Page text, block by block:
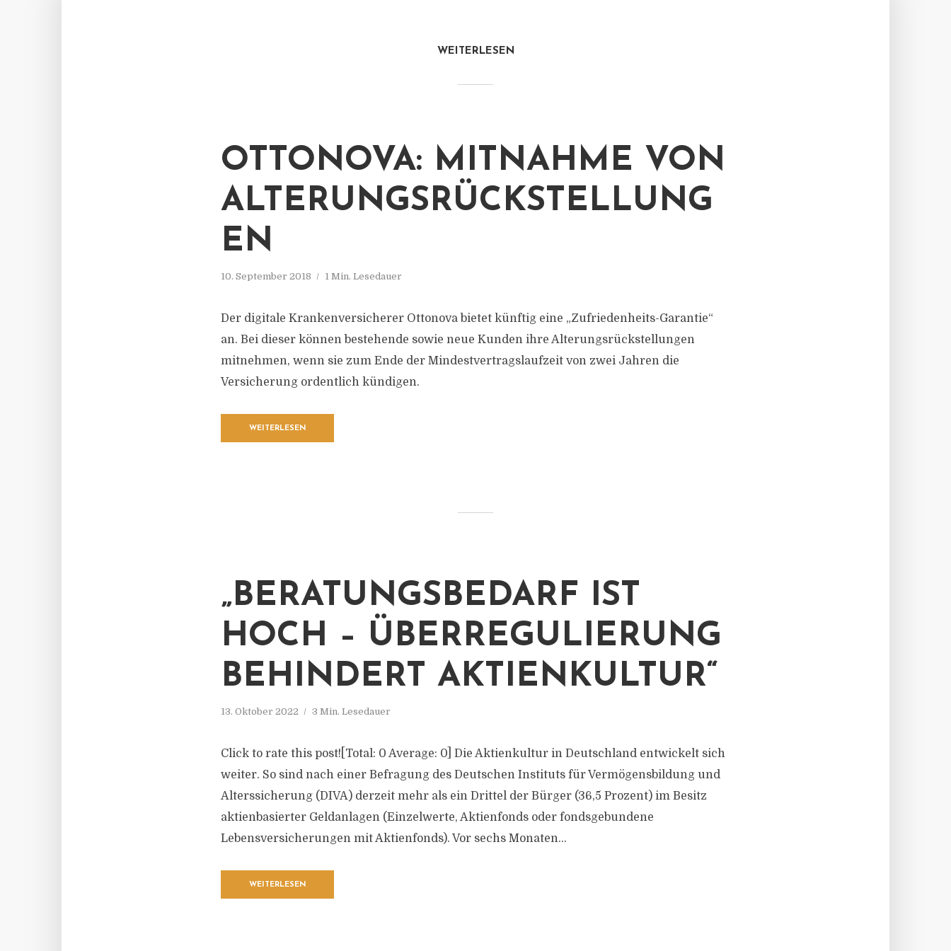
WEITERLESEN
OTTONOVA: MITNAHME VON
ALTERUNGSRÜCKSTELLUNG
EN
10. September 2018 1 Min. Lesedauer
Der digitale Krankenversicherer Ottonova bietet künftig eine „Zufriedenheits-Garantie“
an. Bei dieser können bestehende sowie neue Kunden ihre Alterungsrückstellungen
mitnehmen, wenn sie zum Ende der Mindestvertragslaufzeit von zwei Jahren die
Versicherung ordentlich kündigen.
WEITERLESEN
„BERATUNGSBEDARF IST
HOCH – ÜBERREGULIERUNG
BEHINDERT AKTIENKULTUR“
13. Oktober 2022 3 Min. Lesedauer
Click to rate this post![Total: 0 Average: 0] Die Aktienkultur in Deutschland entwickelt sich
weiter. So sind nach einer Befragung des Deutschen Instituts für Vermögensbildung und
Alterssicherung (DIVA) derzeit mehr als ein Drittel der Bürger (36,5 Prozent) im Besitz
aktienbasierter Geldanlagen (Einzelwerte, Aktienfonds oder fondsgebundene
Lebensversicherungen mit Aktienfonds). Vor sechs Monaten...
WEITERLESEN